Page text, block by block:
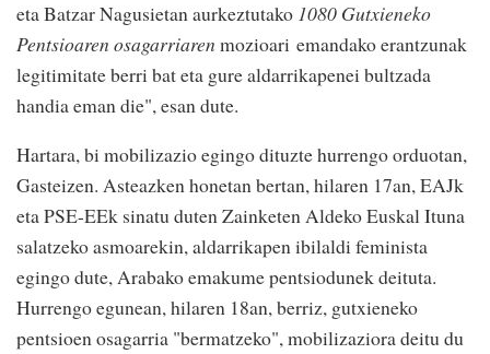
eta Batzar Nagusietan aurkeztutako 1080 Gutxieneko
Pentsioaren osagarriaren mozioari emandako erantzunak
legitimitate berri bat eta gure aldarrikapenei bultzada
handia eman die", esan dute.
Hartara, bi mobilizazio egingo dituzte hurrengo orduotan,
Gasteizen. Asteazken honetan bertan, hilaren 17an, EAJk
eta PSE-EEk sinatu duten Zainketen Aldeko Euskal Ituna
salatzeko asmoarekin, aldarrikapen ibilaldi feminista
egingo dute, Arabako emakume pentsiodunek deituta.
Hurrengo egunean, hilaren 18an, berriz, gutxieneko
pentsioen osagarria "bermatzeko", mobilizaziora deitu du